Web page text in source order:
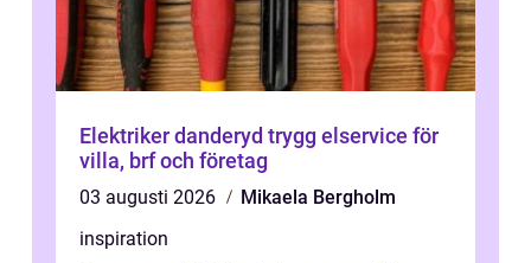
Elektriker danderyd trygg elservice för
villa, brf och företag
03 augusti 2026
Mikaela Bergholm
inspiration